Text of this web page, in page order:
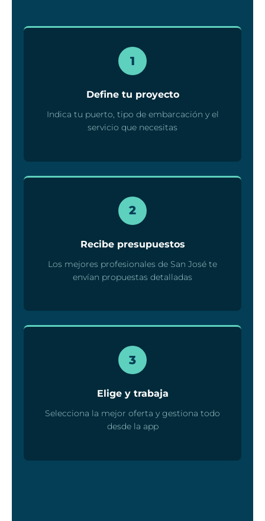
1
Define tu proyecto
Indica tu puerto, tipo de embarcación y el
servicio que necesitas
2
Recibe presupuestos
Los mejores profesionales de San José te
envían propuestas detalladas
3
Elige y trabaja
Selecciona la mejor oferta y gestiona todo
desde la app